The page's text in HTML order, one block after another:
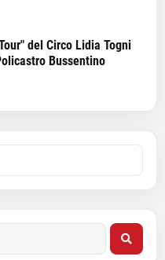
del Circo Lidia Togni
Bussentino